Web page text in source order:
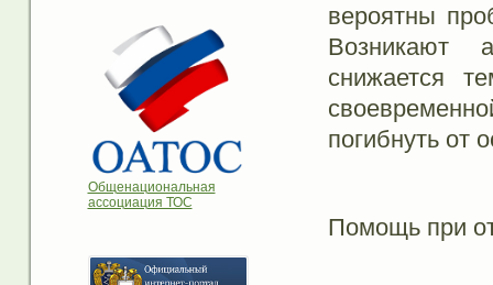
Общенациональная
ассоциация ТОС
вероятны
Возникают
снижается
погибнуть от
Помощь при